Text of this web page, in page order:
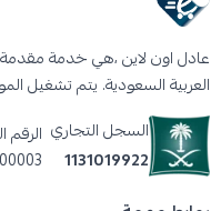
رقم 3 وقمي بإزالة الكمية الزائدة.
أضيفي الكمية
قم برج الرضاعة حتى
أغلقي العبوة
عادل اون لاين ،هي خدمة
العربية السعودية. يتم تشغيل
السجل التجاري
1131019922
الرقم